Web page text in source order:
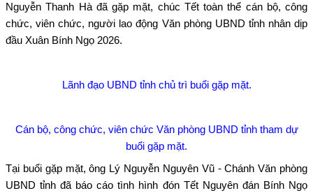
Nguyễn Thanh Hà đã gặp mặt, chúc Tết toàn thể cán bộ, công
chức, viên chức, người lao động Văn phòng UBND tỉnh nhân dịp
đầu Xuân Bính Ngọ 2026.
Lãnh đạo UBND tỉnh chủ trì buổi gặp mặt.
Cán bộ, công chức, viên chức Văn phòng UBND tỉnh tham dự
buổi gặp mặt.
Tại buổi gặp mặt, ông Lý Nguyễn Nguyên Vũ - Chánh Văn phòng
UBND tỉnh đã báo cáo tình hình đón Tết Nguyên đán Bính Ngọ